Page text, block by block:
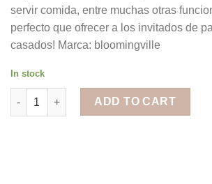
servir comida, entre muchas otras
perfecto que ofrecer a los invitados de
casados! Marca: bloomingville
In stock
Plato de cerámica Rosa - "Just Married"
ADD TO CART